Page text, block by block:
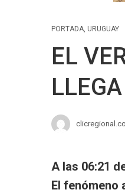
PORTADA, URUGUAY
EL
A las 06:21
El fenómeno